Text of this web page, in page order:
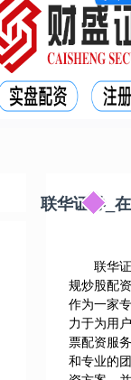
联华证券_
联华
规炒股配
作为一家
力于为用
票配资服
和专业的